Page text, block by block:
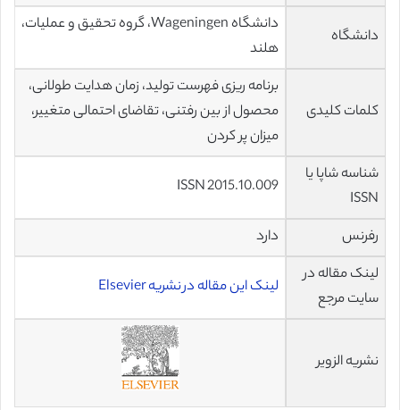
دانشگاه
دانشگاه Wageningen، گروه تحقیق و عملیات،
هلند
کلمات کلیدی
برنامه ریزی فهرست تولید، زمان هدایت طولانی،
محصول از بین رفتنی، تقاضای احتمالی متغییر،
میزان پر کردن
شناسه شاپا یا
ISSN
ISSN 2015.10.009
رفرنس
دارد
لینک مقاله در
سایت مرجع
لینک این مقاله در نشریه Elsevier
نشریه الزویر